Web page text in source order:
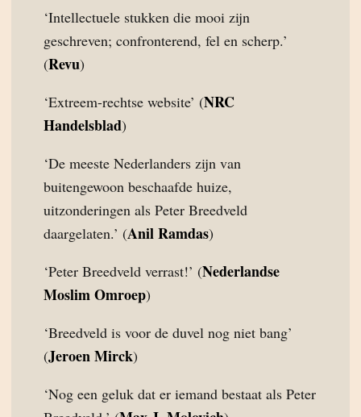
‘Intellectuele stukken die mooi zijn
geschreven; confronterend, fel en scherp.’
(Revu)
‘Extreem-rechtse website’ (NRC
Handelsblad)
‘De meeste Nederlanders zijn van
buitengewoon beschaafde huize,
uitzonderingen als Peter Breedveld
daargelaten.’ (Anil Ramdas)
‘Peter Breedveld verrast!’ (Nederlandse
Moslim Omroep)
‘Breedveld is voor de duvel nog niet bang’
(Jeroen Mirck)
‘Nog een geluk dat er iemand bestaat als Peter